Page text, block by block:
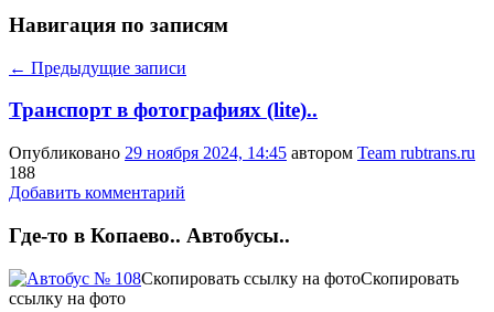
Навигация по записям
← Предыдущие записи
Транспорт в фотографиях (lite)..
Опубликовано 29 ноября 2024, 14:45 автором Team rubtrans.ru
188
Добавить комментарий
Где-то в Копаево.. Автобусы..
Скопировать ссылку на фотоСкопировать
ссылку на фото